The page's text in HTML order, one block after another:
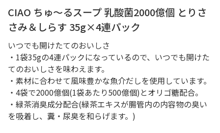
CIAO ちゅ～るスープ 乳酸菌2000億個 とりさ
さみ＆しらす 35g×4連パック
いつでも開けたてのおいしさ
・1袋35gの4連パックになっているので、いつでも開けた
てのおいしさを味わえます。
・素材に合わせて風味豊かな魚介だしを使用しています。
・4袋で2000億個(1袋あたり500億個)とオリゴ糖配合。
・緑茶消臭成分配合(緑茶エキスが腸管内の内容物の臭い
を吸着し、糞・尿臭を和らげます。)